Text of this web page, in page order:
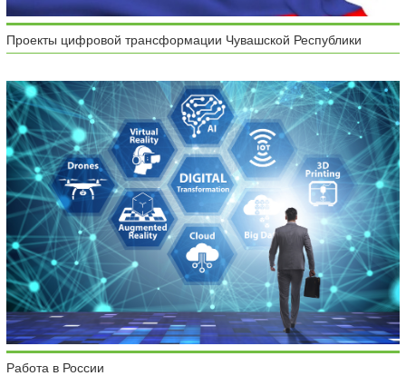
Проекты цифровой трансформации Чувашской Республики
Работа в России